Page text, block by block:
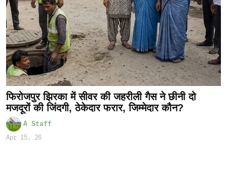
फिरोजपुर झिरका में सीवर की जहरीली गैस ने छीनी दो
मजदूरों की जिंदगी, ठेकेदार फरार, जिम्मेदार कौन?
A Staff
Apr 15, 26